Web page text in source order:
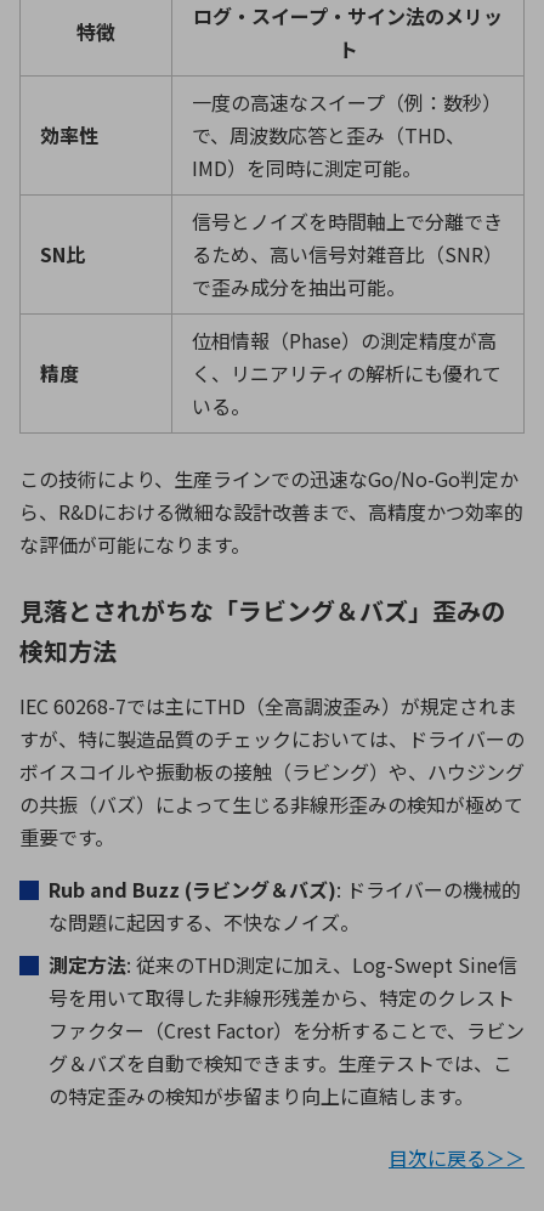
特徴
ログ・スイープ・サイン法のメリッ
ト
効率性
一度の高速なスイープ（例：数秒）
で、周波数応答と歪み（THD、
IMD）を同時に測定可能。
SN比
信号とノイズを時間軸上で分離でき
るため、高い信号対雑音比（SNR）
で歪み成分を抽出可能。
精度
位相情報（Phase）の測定精度が高
く、リニアリティの解析にも優れて
いる。
この技術により、生産ラインでの迅速なGo/No-Go判定か
ら、 R&Dにおける微細な設計改善まで、高精度かつ効率的
な評価が可能になります。
見落とされがちな「ラビング＆バズ」歪みの
検知方法
IEC 60268-7では主にTHD （全高調波歪み）が規定されま
すが、特に製造品質のチェックにおいては、ドライバーの
ボイスコイルや振動板の接触（ラビング）や、ハウジング
の共振（バズ）によって生じる非線形歪みの検知が極めて
重要です。
Rub and Buzz (ラビング＆バズ): ドライバーの機械的
な問題に起因する、不快なノイズ。
測定方法: 従来のTHD測定に加え、 Log-Swept Sine信
号を用いて取得した非線形残差から、特定のクレスト
ファクター（Crest Factor）を分析することで、ラビン
グ＆バズを自動で検知できます。生産テストでは、こ
の特定歪みの検知が歩留まり向上に直結します。
目次に戻る＞＞